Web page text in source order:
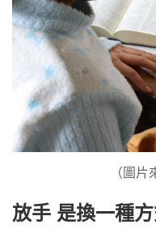
（圖片
放手 是換一種